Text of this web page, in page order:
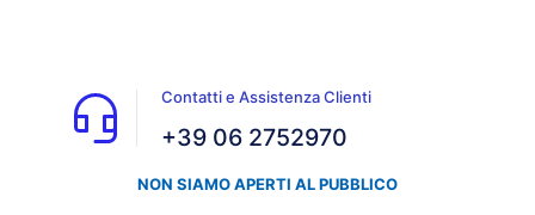
Contatti e Assistenza Clienti
+39 06 2752970
NON SIAMO APERTI AL PUBBLICO